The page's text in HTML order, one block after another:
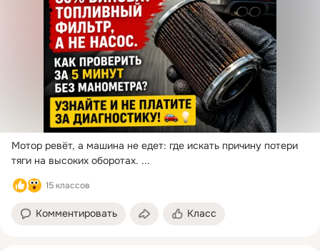
Мотор ревёт, а машина не едет: где искать причину потери
тяги на высоких оборотах. ...
15 классов
Комментировать Класс